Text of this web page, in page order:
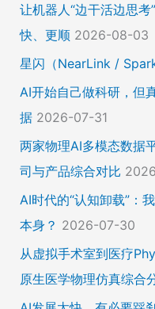
让机器人“边干活边思
快、更顺 2026-08-03
星闪（NearLink /
AI开始自己做科研，但
据 2026-07-31
两家物理AI多模态数据
司与产品综合对比
AI时代的“认知卸载”：
本身？ 2026-07-30
从虚拟手术室到医疗
原生医学物理仿真综合